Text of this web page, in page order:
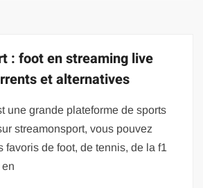
: foot en streaming live
et alternatives
une grande plateforme de sports
streamonsport, vous pouvez
favoris de foot, de tennis, de la f1
en